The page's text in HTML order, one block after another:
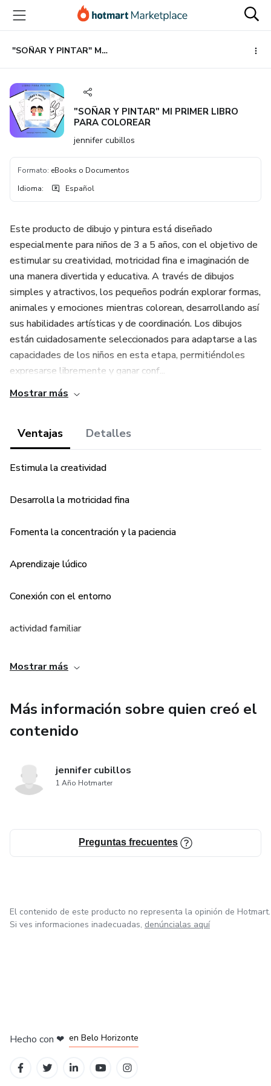
principal
página
de
página
"SOÑAR Y PINTAR" MI PRIMER LIBRO PARA COLOREAR
"SOÑAR Y PINTAR" MI PRIMER LIBRO
PARA COLOREAR
jennifer cubillos
Formato: eBooks o Documentos
Idioma: Español
Este producto de dibujo y pintura está diseñado
especialmente para niños de 3 a 5 años, con el objetivo de
estimular su creatividad, motricidad fina e imaginación de
una manera divertida y educativa. A través de dibujos
simples y atractivos, los pequeños podrán explorar formas,
animales y emociones mientras colorean, desarrollando así
sus habilidades artísticas y de coordinación. Los dibujos
están cuidadosamente seleccionados para adaptarse a las
capacidades de los niños en esta etapa, permitiéndoles
expresarse libremente y ganar conf...
Mostrar más
Ventajas Detalles
Estimula la creatividad
Desarrolla la motricidad fina
Fomenta la concentración y la paciencia
Aprendizaje lúdico
Conexión con el entorno
actividad familiar
Mostrar más
Más información sobre quien creó el
contenido
jennifer cubillos
1 Año Hotmarter
Preguntas frecuentes
El contenido de este producto no representa la opinión de Hotmart.
Si ves informaciones inadecuadas, denúncialas aquí
Hecho con ❤ en Belo Horizonte